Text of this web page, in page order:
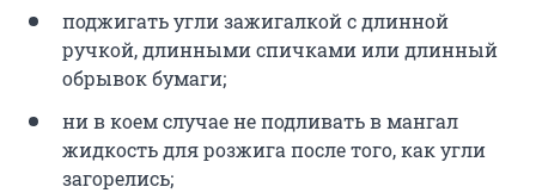
поджигать угли зажигалкой с длинной
ручкой, длинными спичками или длинный
обрывок бумаги;
ни в коем случае не подливать в мангал
жидкость для розжига после того, как угли
загорелись;